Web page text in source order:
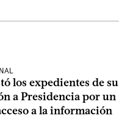
los expedientes de su
a Presidencia por un
a la información